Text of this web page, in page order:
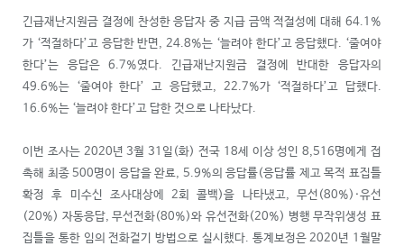
긴급재난지원금 결정에 찬성한 응답자 중 지급 금액 적절성에 대해 64.1%
가 ‘적절하다’고 응답한 반면, 24.8%는 ‘늘려야 한다’고 응답했다. ‘줄여야
한다’는 응답은 6.7%였다. 긴급재난지원금 결정에 반대한 응답자의
49.6%는 ‘줄여야 한다’ 고 응답했고, 22.7%가 ‘적절하다’고 답했다.
16.6%는 ‘늘려야 한다’고 답한 것으로 나타났다.
이번 조사는 2020년 3월 31일(화) 전국 18세 이상 성인 8,516명에게 접
촉해 최종 500명이 응답을 완료, 5.9%의 응답률(응답률 제고 목적 표집틀
확정 후 미수신 조사대상에 2회 콜백)을 나타냈고, 무선(80%)·유선
(20%) 자동응답, 무선전화(80%)와 유선전화(20%) 병행 무작위생성 표
집틀을 통한 임의 전화걸기 방법으로 실시했다. 통계보정은 2020년 1월말